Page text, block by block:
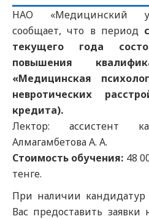
НАО «Медицинский
сообщает, что в период
текущего года
повышения
«Медицинская
невротических
кредита).
Лектор: ассистент
Алмагамбетова А. А.
Стоимость обучения: 48
тенге.
При наличии
Вас предоставить